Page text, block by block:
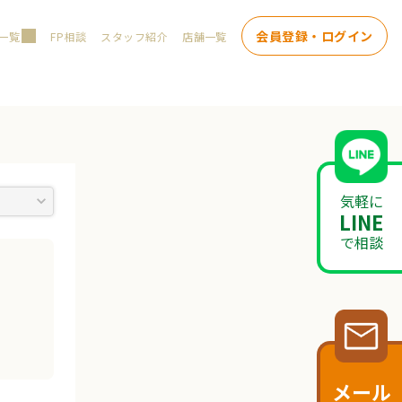
覧 FP相談 スタッフ紹介 店舗一覧 会員登録・ログイン
気軽に
LINE
で相談
メール